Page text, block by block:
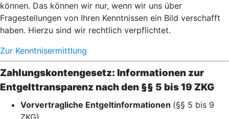
können. Das können wir nur, wenn wir uns über
Fragestellungen von Ihren Kenntnissen ein Bild verschafft
haben. Hierzu sind wir rechtlich verpflichtet.
Zur Kenntnisermittlung
Zahlungskontengesetz: Informationen zur
Entgelttransparenz nach den §§ 5 bis 19 ZKG
Vorvertragliche Entgeltinformationen (§§ 5 bis 9
ZKG)